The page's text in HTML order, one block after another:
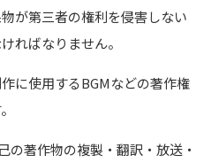
が第三者の権利を侵害しない
ればなりません。
に使用するBGMなどの著作権
の著作物の複製・翻訳・放送・